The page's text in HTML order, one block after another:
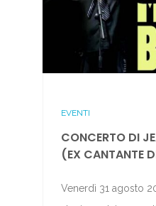
EVENTI
CONCERTO DI
(EX CANTANTE
Venerdì 31 agosto